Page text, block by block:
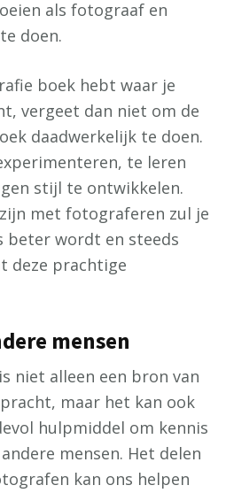
als fotograaf en
doen.
boek hebt waar je
vergeet dan niet om de
daadwerkelijk te doen.
te leren
stijl te ontwikkelen.
met fotograferen zul je
beter wordt en steeds
deze prachtige
mensen
niet alleen een bron van
maar het kan ook
hulpmiddel om kennis
mensen. Het delen
kan ons helpen